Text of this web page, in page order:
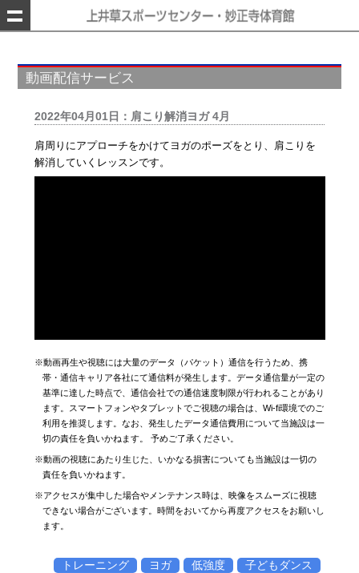
動画配信サービス
2022年04月01日：肩こり解消ヨガ 4月
肩周りにアプローチをかけてヨガのポーズをとり、肩こりを
解消していくレッスンです。
※動画再生や視聴には大量のデータ（パケット）通信を行うため、携
帯・通信キャリア各社にて通信料が発生します。データ通信量が一定の
基準に達した時点で、通信会社での通信速度制限が行われることがあり
ます。スマートフォンやタブレットでご視聴の場合は、Wi-fi環境でのご
利用を推奨します。なお、発生したデータ通信費用について当施設は一
切の責任を負いかねます。 予めご了承ください。
※動画の視聴にあたり生じた、いかなる損害についても当施設は一切の
責任を負いかねます。
※アクセスが集中した場合やメンテナンス時は、映像をスムーズに視聴
できない場合がございます。時間をおいてから再度アクセスをお願いし
ます。
トレーニング ヨガ 低強度
子どもダンス